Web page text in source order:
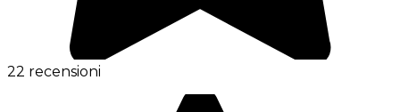
22 recensioni